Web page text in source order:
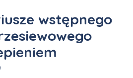
wstępnego